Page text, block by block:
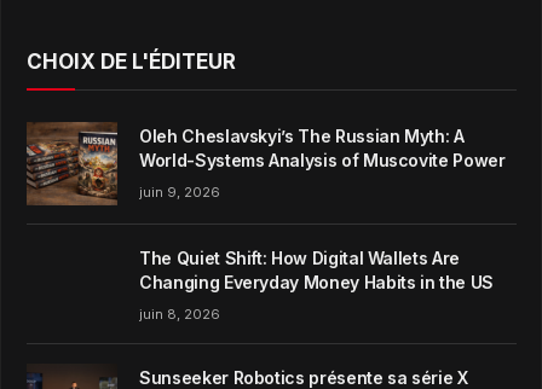
CHOIX DE L'ÉDITEUR
Oleh Cheslavskyi’s The Russian Myth: A
World-Systems Analysis of Muscovite Power
juin 9, 2026
The Quiet Shift: How Digital Wallets Are
Changing Everyday Money Habits in the US
juin 8, 2026
Sunseeker Robotics présente sa série X